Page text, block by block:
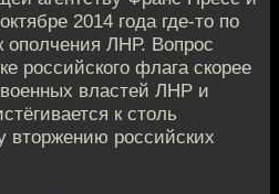
2014 года где-то по
ополчения ЛНР. Вопрос
российского флага скорее
властей ЛНР и
к столь
вторжению российских